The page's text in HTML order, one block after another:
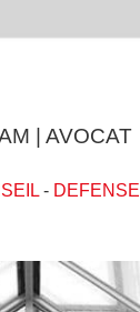
| AVOCAT
- DEFENSE